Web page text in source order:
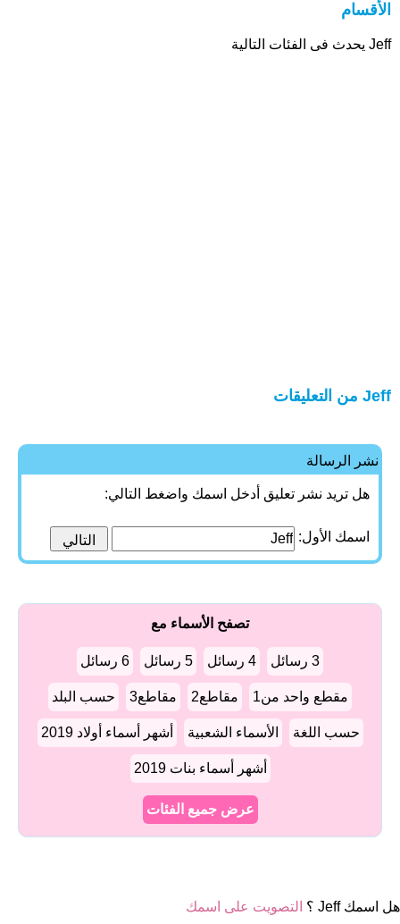
الأقسام
Jeff يحدث فى الفئات التالية
Jeff من التعليقات
نشر الرسالة
هل تريد نشر تعليق أدخل اسمك واضغط التالي:
اسمك الأول:
تصفح الأسماء مع
3 رسائل 4 رسائل 5 رسائل 6 رسائل
مقطع واحد من1 مقاطع2 مقاطع3 حسب البلد
حسب اللغة الأسماء الشعبية أشهر أسماء أولاد 2019
أشهر أسماء بنات 2019
عرض جميع الفئات
هل اسمك Jeff ؟ التصويت على اسمك